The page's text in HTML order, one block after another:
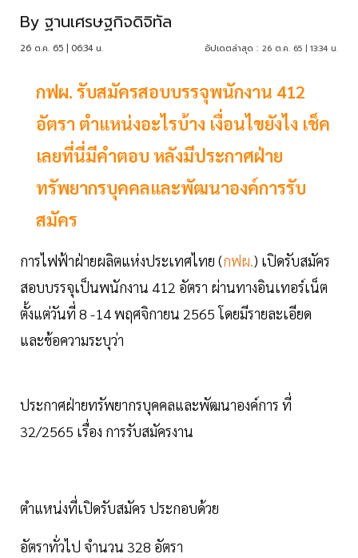
By ฐานเศรษฐกิจดิจิทัล
26 ต.ค. 65 | 06:34 น. อัปเดตล่าสุด : 26 ต.ค. 65 | 13:34 น.
กฟผ. รับสมัครสอบบรรจุพนักงาน 412
อัตรา ตำแหน่งอะไรบ้าง เงื่อนไขยังไง เช็ค
เลยที่นี่มีคำตอบ หลังมีประกาศฝ่าย
ทรัพยากรบุคคลและพัฒนาองค์การรับ
สมัคร
การไฟฟ้าฝ่ายผลิตแห่งประเทศไทย (กฟผ.) เปิดรับสมัคร
สอบบรรจุเป็นพนักงาน 412 อัตรา ผ่านทางอินเทอร์เน็ต
ตั้งแต่วันที่ 8 -14 พฤศจิกายน 2565 โดยมีรายละเอียด
และข้อความระบุว่า
ประกาศฝ่ายทรัพยากรบุคคลและพัฒนาองค์การ ที่
32/2565 เรื่อง การรับสมัครงาน
ตำแหน่งที่เปิดรับสมัคร ประกอบด้วย
อัตราทั่วไป จำนวน 328 อัตรา